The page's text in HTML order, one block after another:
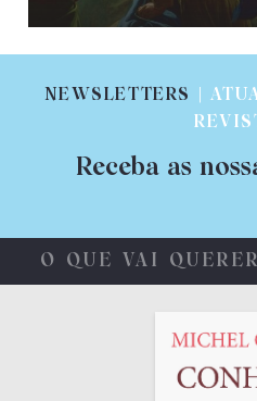
NEWSLETTERS
|
Receba as
O QUE VAI